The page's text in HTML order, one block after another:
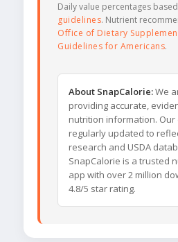
Daily value percentages
guidelines. Nutrient
Office of Dietary
Guidelines for Americans.
About SnapCalorie:We
providing accurate,
nutrition information. Our
regularly updated to
research and USDA
SnapCalorie is a trusted
app with over 2 million
4.8/5 star rating.